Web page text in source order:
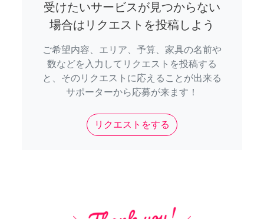
受けたいサービスが見つからない
場合はリクエストを投稿しよう
ご希望内容、エリア、予算、家具の名前や
数などを入力してリクエストを投稿する
と、そのリクエストに応えることが出来る
サポーターから応募が来ます！
リクエストをする